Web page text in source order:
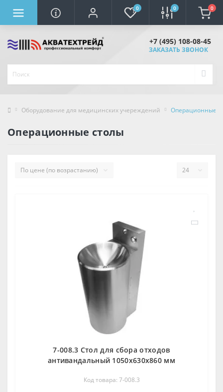
0 0 0
+7 (495) 108-08-45
ЗАКАЗАТЬ ЗВОНОК
Оборудование для медицинских учереждений Операционные
Операционные столы
7-008.3 Стол для сбора отходов
антивандальный 1050х630х860 мм
Код товара: 7-008.3